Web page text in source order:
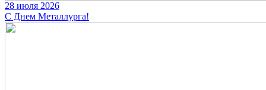
28 июля 2026
С Днем Металлурга!